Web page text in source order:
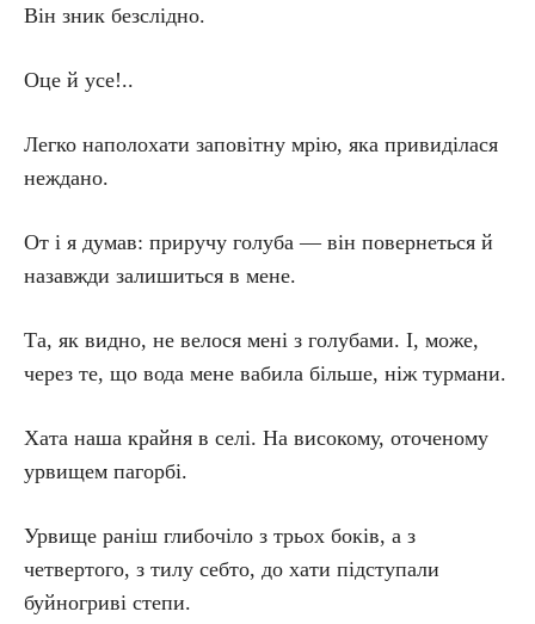
Він зник безслідно.
Оце й усе!..
Легко наполохати заповітну мрію, яка привиділася
неждано.
От і я думав: приручу голуба — він повернеться й
назавжди залишиться в мене.
Та, як видно, не велося мені з голубами. І, може,
через те, що вода мене вабила більше, ніж турмани.
Хата наша крайня в селі. На високому, оточеному
урвищем пагорбі.
Урвище раніш глибочіло з трьох боків, а з
четвертого, з тилу себто, до хати підступали
буйногриві степи.